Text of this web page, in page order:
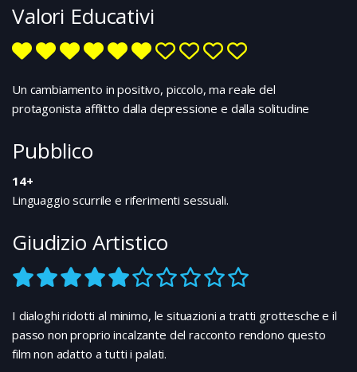
Valori Educativi
Un cambiamento in positivo, piccolo, ma reale del
protagonista afflitto dalla depressione e dalla solitudine
Pubblico
14+
Linguaggio scurrile e riferimenti sessuali.
Giudizio Artistico
I dialoghi ridotti al minimo, le situazioni a tratti grottesche e il
passo non proprio incalzante del racconto rendono questo
film non adatto a tutti i palati.